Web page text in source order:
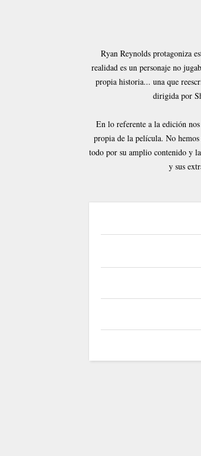
Ryan Reynolds protagoniza
realidad es un personaje no
propia historia... una que
dirigida por
En lo referente a la edición
propia de la película. No
todo por su amplio contenido y
y sus